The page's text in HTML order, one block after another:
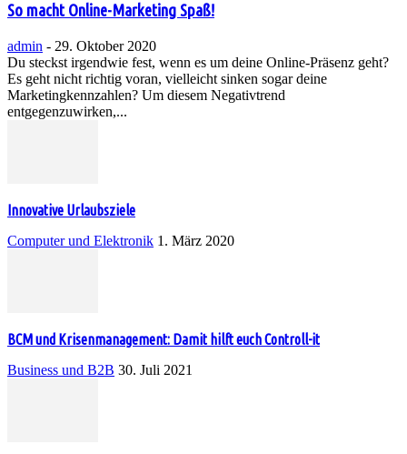
So macht Online-Marketing Spaß!
admin - 29. Oktober 2020
Du steckst irgendwie fest, wenn es um deine Online-Präsenz geht?
Es geht nicht richtig voran, vielleicht sinken sogar deine
Marketingkennzahlen? Um diesem Negativtrend
entgegenzuwirken,...
Innovative Urlaubsziele
Computer und Elektronik 1. März 2020
BCM und Krisenmanagement: Damit hilft euch Controll-it
Business und B2B 30. Juli 2021